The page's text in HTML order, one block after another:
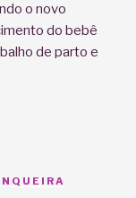
o novo
do bebê
de parto e